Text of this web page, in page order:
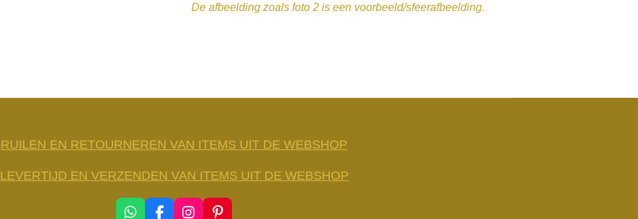
De afbeelding zoals foto 2 is een voorbeeld/sfeerafbeelding.
RUILEN EN RETOURNEREN VAN ITEMS UIT DE WEBSHOP
LEVERTIJD EN VERZENDEN VAN ITEMS UIT DE WEBSHOP